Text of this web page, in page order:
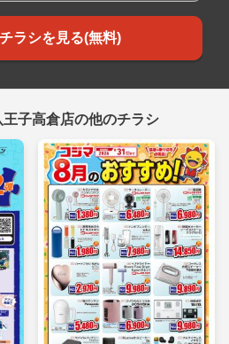
ラシを見る(無料)
子高倉店の他のチラシ